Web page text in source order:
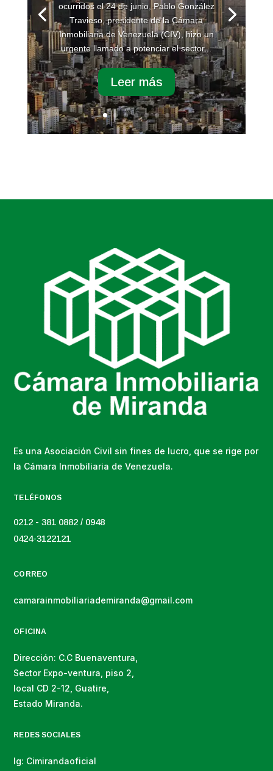
ocurridos el 24 de junio, Pablo González
Travieso, presidente de la Cámara
Inmobiliaria de Venezuela (CIV), hizo un
urgente llamado a potenciar el sector...
Leer más
Es una Asociación Civil sin fines de lucro, que se rige por
la Cámara Inmobiliaria de Venezuela.
TELÉFONOS
0212 - 381 0882 / 0948
0424-3122121
CORREO
camarainmobiliariademiranda@gmail.com
OFICINA
Dirección: C.C Buenaventura,
Sector Expo-ventura, piso 2,
local CD 2-12, Guatire,
Estado Miranda.
REDES SOCIALES
Ig: Cimirandaoficial